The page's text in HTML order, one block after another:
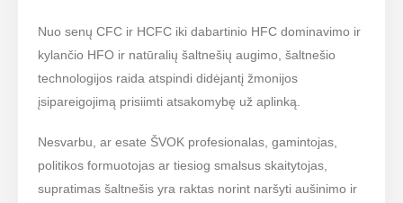
Nuo senų CFC ir HCFC iki dabartinio HFC dominavimo ir
kylančio HFO ir natūralių šaltnešių augimo, šaltnešio
technologijos raida atspindi didėjantį žmonijos
įsipareigojimą prisiimti atsakomybę už aplinką.
Nesvarbu, ar esate ŠVOK profesionalas, gamintojas,
politikos formuotojas ar tiesiog smalsus skaitytojas,
supratimas šaltnešis yra raktas norint naršyti aušinimo ir